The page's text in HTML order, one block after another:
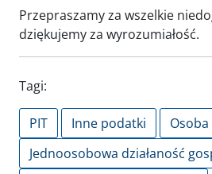
Przepraszamy za wszelkie
dziękujemy za wyrozumiałość.
Tagi:
PIT Inne podatki
Jednoosobowa działaność